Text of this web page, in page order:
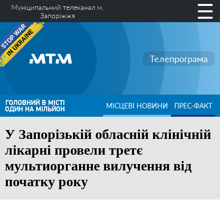
Муніципальний телеканал м.
Запоріжжя
Телепрограма
ГОЛОВНИЙ В МІСТІ
ОДИН НА МІЛЬЙОН МІСЦЕВІ НОВИНИ ПРЕС-ФАКТ
У Запорізькій обласній клінічній
лікарні провели третє
мультиорганне вилучення від
початку року